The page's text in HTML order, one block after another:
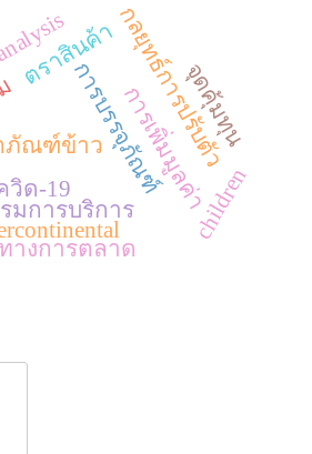
วิด-19
ภัณฑ์ข้าว การเพิ่มมูลค่า
การบรรจุภัณฑ์
ตราสินค้า
มการบริการ
กลยุทธ์การปรับตัว
จุดคุ้มทุน
างการตลาด
children